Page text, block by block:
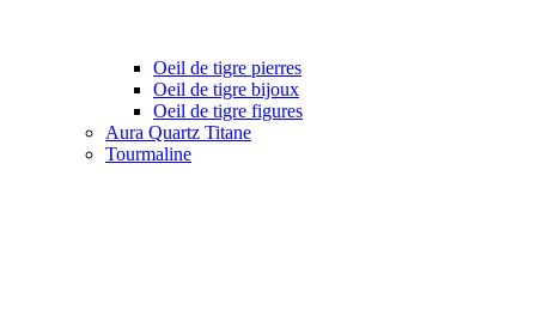
Oeil de tigre pierres
Oeil de tigre bijoux
Oeil de tigre figures
Aura Quartz Titane
Tourmaline